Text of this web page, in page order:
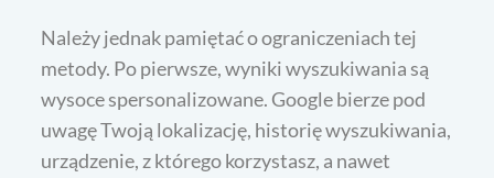
Należy jednak pamiętać o ograniczeniach tej
metody. Po pierwsze, wyniki wyszukiwania są
wysoce spersonalizowane. Google bierze pod
uwagę Twoją lokalizację, historię wyszukiwania,
urządzenie, z którego korzystasz, a nawet